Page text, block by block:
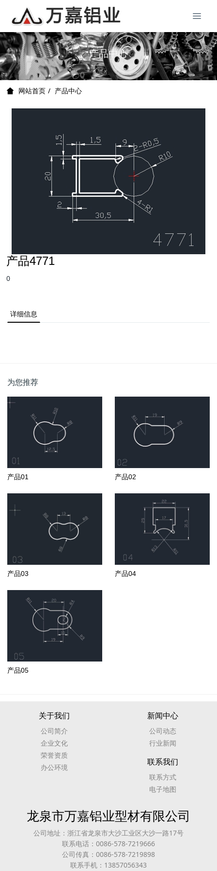
产品中心
网站首页 产品中心
产品4771
0
详细信息
为您推荐
产品01 产品02
产品03 产品04
产品05
关于我们
公司简介
企业文化
荣誉资质
办公环境
新闻中心
公司动态
行业新闻
联系我们
联系方式
电子地图
龙泉市万嘉铝业型材有限公司
公司地址：浙江省龙泉市大沙工业区大沙一路17号
联系电话：0086-578-7219666
公司传真：0086-578-7219898
联系手机：13857056343